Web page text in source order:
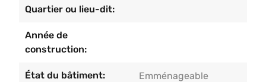
pour l’exercice d’une profession libérale ou un
amateurs de biens de caractère.Faire offre à partir
de 259.000€ sous réserve d’acceptation des
propriétaires.
Quartier ou lieu-dit:
Année de
construction:
État du bâtiment: Emménageable